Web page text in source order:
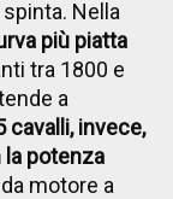
Nella
più piatta
tra 1800 e
a
cavalli, invece,
la potenza
motore a